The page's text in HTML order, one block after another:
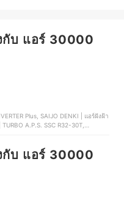
กับ แอร์ 30000
A.P.S. SSC R32-30T,
กับ แอร์ 30000